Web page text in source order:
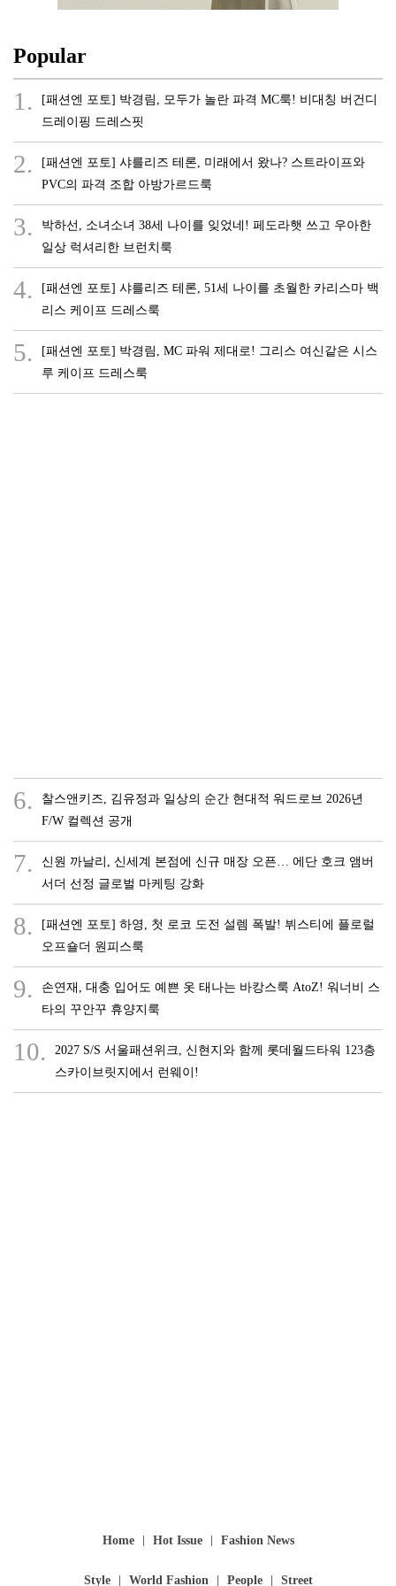
Popular
1.
[패션엔 포토] 박경림, 모두가 놀란 파격 MC룩! 비대칭 버건디
드레이핑 드레스핏
2.
[패션엔 포토] 샤를리즈 테론, 미래에서 왔나? 스트라이프와
PVC의 파격 조합 아방가르드룩
3.
박하선, 소녀소녀 38세 나이를 잊었네! 페도라햇 쓰고 우아한
일상 럭셔리한 브런치룩
4.
[패션엔 포토] 샤를리즈 테론, 51세 나이를 초월한 카리스마 백
리스 케이프 드레스룩
5.
[패션엔 포토] 박경림, MC 파워 제대로! 그리스 여신같은 시스
루 케이프 드레스룩
6.
찰스앤키즈, 김유정과 일상의 순간 현대적 워드로브 2026년
F/W 컬렉션 공개
7.
신원 까날리, 신세계 본점에 신규 매장 오픈… 에단 호크 앰버
서더 선정 글로벌 마케팅 강화
8.
[패션엔 포토] 하영, 첫 로코 도전 설렘 폭발! 뷔스티에 플로럴
오프숄더 원피스룩
9.
손연재, 대충 입어도 예쁜 옷 태나는 바캉스룩 AtoZ! 워너비 스
타의 꾸안꾸 휴양지룩
10.
2027 S/S 서울패션위크, 신현지와 함께 롯데월드타워 123층
스카이브릿지에서 런웨이!
Home Hot Issue Fashion News
Style World Fashion People Street